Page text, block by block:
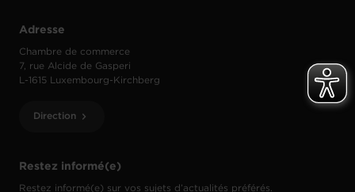
Restez informé(e)
Restez informé(e) sur vos sujets d’actualités préférés.
Adresse
Chambre de commerce
7, rue Alcide de Gasperi
L-1615 Luxembourg-Kirchberg
Direction